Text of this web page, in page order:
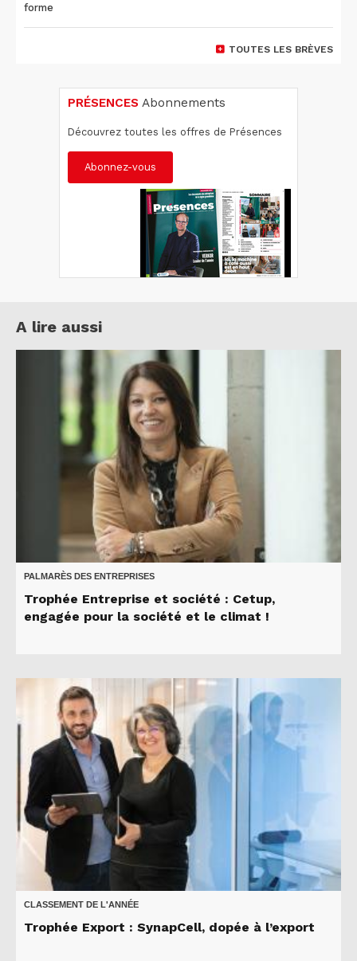
forme
TOUTES LES BRÈVES
PRÉSENCES Abonnements
Découvrez toutes les offres de Présences
Abonnez-vous
A lire aussi
PALMARÈS DES ENTREPRISES
Trophée Entreprise et société : Cetup,
engagée pour la société et le climat !
CLASSEMENT DE L'ANNÉE
Trophée Export : SynapCell, dopée à l’export